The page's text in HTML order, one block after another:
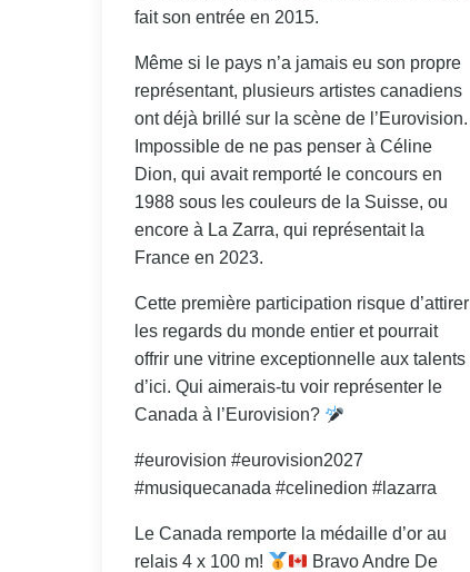
fait son entrée en 2015.
Même si le pays n’a jamais eu son propre
représentant, plusieurs artistes canadiens
ont déjà brillé sur la scène de l’Eurovision.
Impossible de ne pas penser à Céline
Dion, qui avait remporté le concours en
1988 sous les couleurs de la Suisse, ou
encore à La Zarra, qui représentait la
France en 2023.
Cette première participation risque d’attirer
les regards du monde entier et pourrait
offrir une vitrine exceptionnelle aux talents
d’ici. Qui aimerais-tu voir représenter le
Canada à l’Eurovision?
#eurovision #eurovision2027
#musiquecanada #celinedion #lazarra
Le Canada remporte la médaille d’or au
relais 4 x 100 m!
Bravo Andre De